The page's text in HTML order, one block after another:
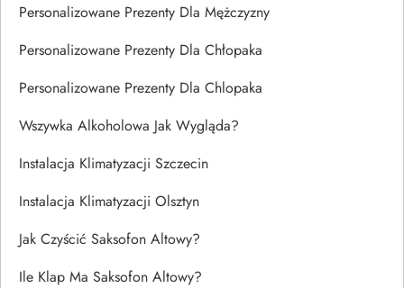
Personalizowane Prezenty Dla Mężczyzny
Personalizowane Prezenty Dla Chłopaka
Personalizowane Prezenty Dla Chlopaka
Wszywka Alkoholowa Jak Wygląda?
Instalacja Klimatyzacji Szczecin
Instalacja Klimatyzacji Olsztyn
Jak Czyścić Saksofon Altowy?
Ile Klap Ma Saksofon Altowy?